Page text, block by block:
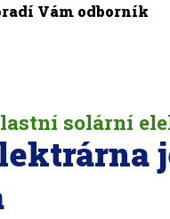
Vám odborník
solární